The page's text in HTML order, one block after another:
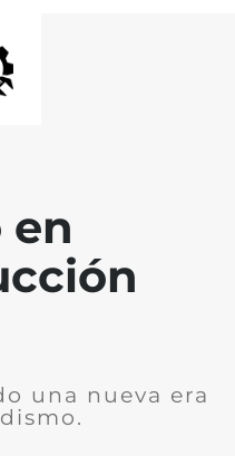
en
una nueva era